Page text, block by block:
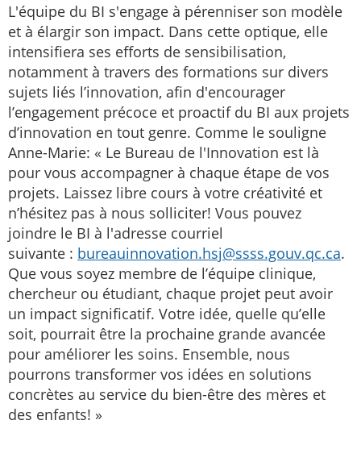
L'équipe du BI s'engage à pérenniser son modèle
et à élargir son impact. Dans cette optique, elle
intensifiera ses efforts de sensibilisation,
notamment à travers des formations sur divers
sujets liés l’innovation, afin d'encourager
l’engagement précoce et proactif du BI aux projets
d’innovation en tout genre. Comme le souligne
Anne-Marie: « Le Bureau de l'Innovation est là
pour vous accompagner à chaque étape de vos
projets. Laissez libre cours à votre créativité et
n’hésitez pas à nous solliciter! Vous pouvez
joindre le BI à l'adresse courriel
suivante : bureauinnovation.hsj@ssss.gouv.qc.ca.
Que vous soyez membre de l’équipe clinique,
chercheur ou étudiant, chaque projet peut avoir
un impact significatif. Votre idée, quelle qu’elle
soit, pourrait être la prochaine grande avancée
pour améliorer les soins. Ensemble, nous
pourrons transformer vos idées en solutions
concrètes au service du bien-être des mères et
des enfants! »